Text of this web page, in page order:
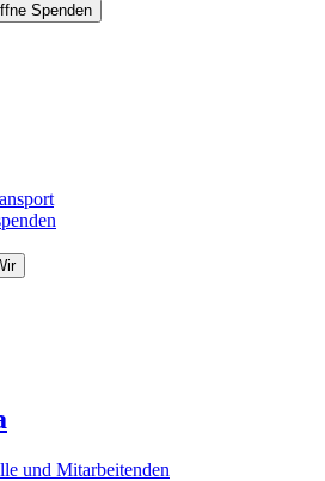
Spenden
und Mitarbeitenden